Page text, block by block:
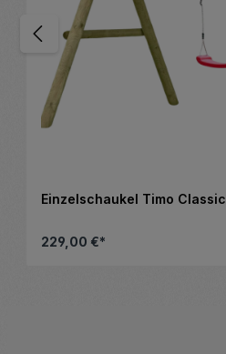
Einzelschaukel Timo Classic
229,00 €*